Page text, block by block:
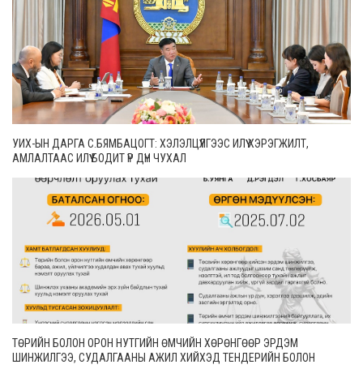
УИХ-ЫН ДАРГА С.БЯМБАЦОГТ: ХЭЛЭЛЦҮҮЛГЭЭС ИЛҮҮ ХЭРЭГЖИЛТ,
АМЛАЛТААС ИЛҮҮ БОДИТ ҮР ДҮН ЧУХАЛ
ТӨРИЙН БОЛОН ОРОН НУТГИЙН ӨМЧИЙН ХӨРӨНГӨӨР ЭРДЭМ
ШИНЖИЛГЭЭ, СУДАЛГААНЫ АЖИЛ ХИЙХЭД ТЕНДЕРИЙН БОЛОН